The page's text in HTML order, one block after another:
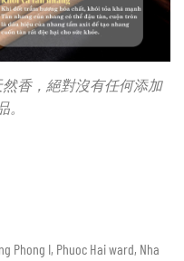
然香，絕對沒有任何添加
。
Phong I, Phuoc Hai ward, Nha